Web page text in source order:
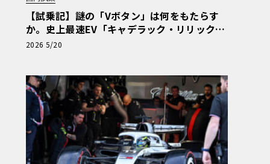
【試乗記】謎の「Vボタン」は何をもたらす
か。史上最速EV「キャデラック・リリック
V」の珠玉の完成度を解き明かす《LE VOLAN
2026 5/20